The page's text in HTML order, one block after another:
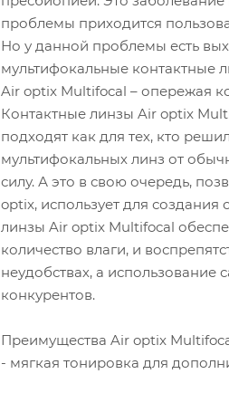
проблемы приходится
Но у данной проблемы есть
мультифокальные контактные
Air optix Multifocal – опережая
Контактные линзы Air optix
подходят как для тех, кто
мультифокальных линз от
силу. А это в свою очередь,
optix, использует для
линзы Air optix Multifocal
количество влаги, и
неудобствах, а
конкурентов.
Преимущества Air optix
- мягкая тонировка для